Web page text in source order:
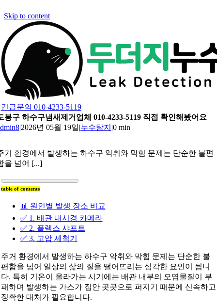
Skip to content
긴급문의 010-4233-5119
봉구 하수구냄새제거업체 010-4233-5119 직접 확인해봤어요
|2026년 05월 19일|누수탐지 |0 min|
거 환경에서 발생하는 하수구 악취와 막힘 문제는 단순한 불편
을 넘어 [...]
table of contents
📊 원인별 발생 장소 비교
✅ 1. 배관 내시경 카메라
✅ 2. 플렉스 샤프트
✅ 3. 고압 세척기
주거 환경에서 발생하는 하수구 악취와 막힘 문제는 단순한 불
편함을 넘어 일상의 삶의 질을 떨어뜨리는 심각한 요인이 됩니
다. 특히 기온이 올라가는 시기에는 배관 내부의 오염물질이 부
패하며 발생하는 가스가 집안 곳곳으로 퍼지기 때문에 신속하고
정확한 대처가 필요합니다.